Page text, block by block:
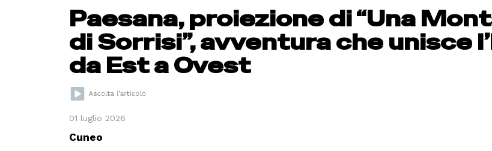
Paesana, proiezione di “Una
di Sorrisi”, avventura che unisce
da Est a Ovest
01 luglio 2026
Cuneo